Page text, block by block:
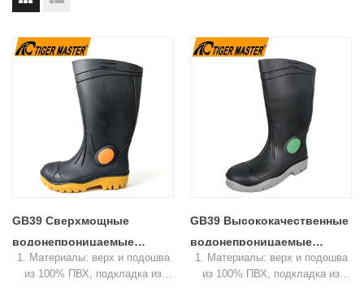
GB39 Сверхмощные
водонепроницаемые
сапоги со стальным носком
и стальной межподошвой,
1. Материалы: верх и подошва
из 100% ПВХ, подкладка из
GB39 Высококачественные
водонепроницаемые
резиновые резиновые
сапоги со стальным носком
1. Материалы: верх и подошва
из 100% ПВХ, подкладка из